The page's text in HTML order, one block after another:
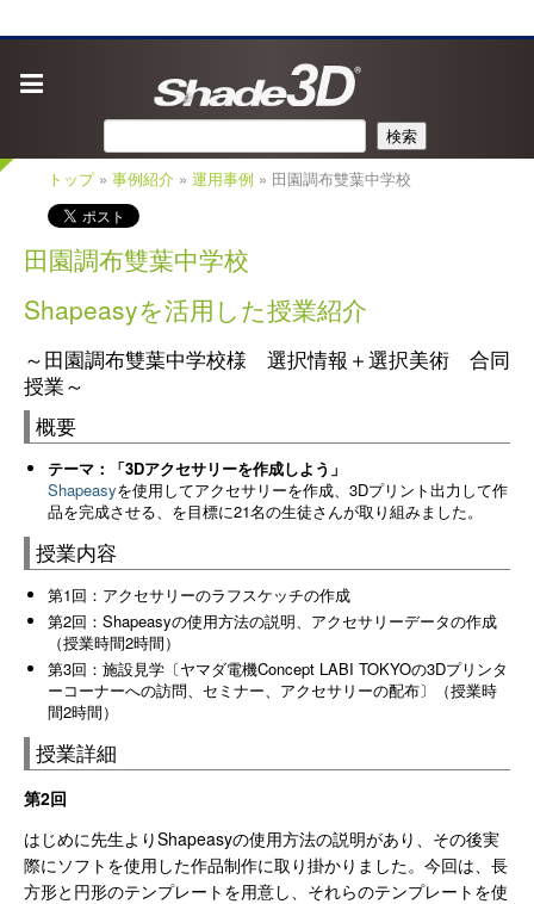
検索
トップ» 事例紹介 » 運用事例 » 田園調布雙葉中学校
田園調布雙葉中学校
Shapeasyを活用した授業紹介
～田園調布雙葉中学校様 選択情報＋選択美術 合同
授業～
概要
テーマ：「3Dアクセサリーを作成しよう」
Shapeasyを使用してアクセサリーを作成、3Dプリント出力して作
品を完成させる、を目標に21名の生徒さんが取り組みました。
授業内容
第1回：アクセサリーのラフスケッチの作成
第2回：Shapeasyの使用方法の説明、アクセサリーデータの作成
（授業時間2時間）
第3回：施設見学〔ヤマダ電機Concept LABI TOKYOの3Dプリンタ
ーコーナーへの訪問、セミナー、アクセサリーの配布〕（授業時
間2時間）
授業詳細
第2回
はじめに先生よりShapeasyの使用方法の説明があり、その後実
際にソフトを使用した作品制作に取り掛かりました。今回は、長
方形と円形のテンプレートを用意し、それらのテンプレートを使